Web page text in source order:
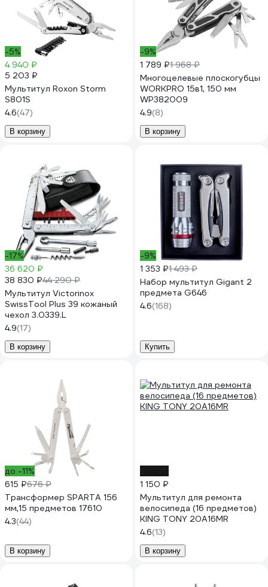
-5%
4 940 ₽
5 203 ₽
Мультитул Roxon Storm
S801S
4.6(47)
В корзину
-9%
1 789 ₽1 968 ₽
Многоцелевые плоскогубцы
WORKPRO 15в1, 150 мм
WP382009
4.9(8)
В корзину
-17%
36 620 ₽
38 830 ₽44 290 ₽
Мультитул Victorinox
SwissTool Plus 39 кожаный
чехол 3.0339.L
4.9(17)
В корзину
-9%
1 353 ₽1 493 ₽
Набор мультитул Gigant 2
предмета G646
4.6(168)
Купить
до -11%
615 ₽676 ₽
Трансформер SPARTA 156
мм,15 предметов 17610
4.3(44)
В корзину
1 150 ₽
Мультитул для ремонта
велосипеда (16 предметов)
KING TONY 20A16MR
4.6(13)
В корзину